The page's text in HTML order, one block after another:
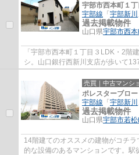
宇部市西本町１
宇部線 「 宇部新川
過去掲載物件
山口県宇部市西
「宇部市西本町１丁目３LDK・2階
シ。山口銀行西新川支店が歩いて
の場所に、SUPER CENTER
売買｜中古マンシ
ポレスターブロ
宇部線 「 宇部新川
過去掲載物件
山口県宇部市若
14階建てのオススメの建物がコチ
的な設備のあるマンションです。